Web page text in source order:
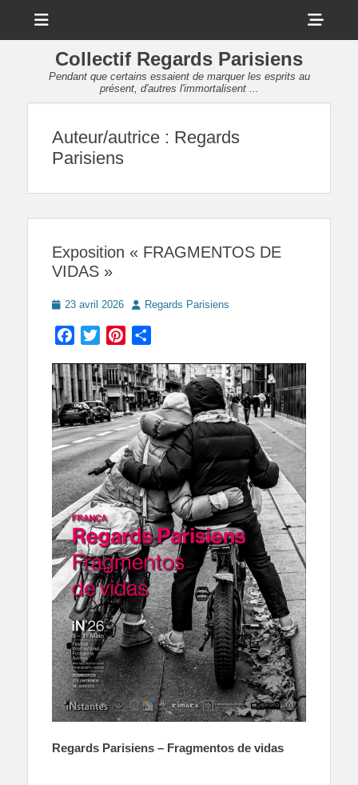
Collectif Regards Parisiens
Pendant que certains essaient de marquer les esprits au
présent, d'autres l'immortalisent ...
Auteur/autrice : Regards
Parisiens
Exposition « FRAGMENTOS DE
VIDAS »
Posted
23 avril 2026 AuthorRegards Parisiens
Facebook
TwitterPinterest
Regards Parisiens – Fragmentos de vidas